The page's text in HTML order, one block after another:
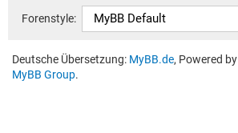
Forenstyle:
Deutsche Übersetzung: MyBB.de, Powered by
MyBB Group.